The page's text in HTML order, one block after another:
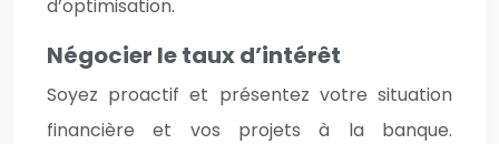
d’optimisation.
Négocier le taux d’intérêt
Soyez proactif et présentez votre situation
financière et vos projets à la banque.